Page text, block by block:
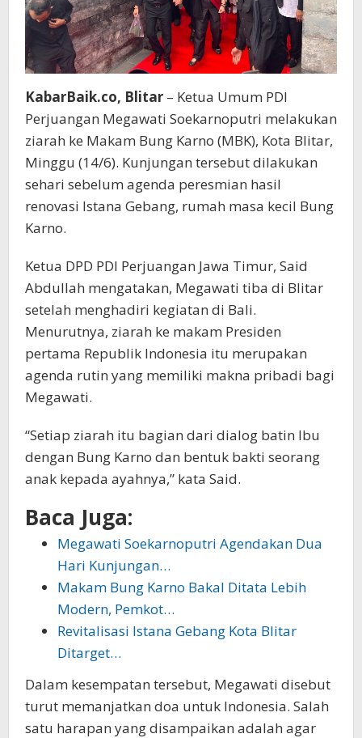
KabarBaik.co, Blitar – Ketua Umum PDI
Perjuangan Megawati Soekarnoputri melakukan
ziarah ke Makam Bung Karno (MBK), Kota Blitar,
Minggu (14/6). Kunjungan tersebut dilakukan
sehari sebelum agenda peresmian hasil
renovasi Istana Gebang, rumah masa kecil Bung
Karno.
Ketua DPD PDI Perjuangan Jawa Timur, Said
Abdullah mengatakan, Megawati tiba di Blitar
setelah menghadiri kegiatan di Bali.
Menurutnya, ziarah ke makam Presiden
pertama Republik Indonesia itu merupakan
agenda rutin yang memiliki makna pribadi bagi
Megawati.
“Setiap ziarah itu bagian dari dialog batin Ibu
dengan Bung Karno dan bentuk bakti seorang
anak kepada ayahnya,” kata Said.
Baca Juga:
Megawati Soekarnoputri Agendakan Dua
Hari Kunjungan…
Makam Bung Karno Bakal Ditata Lebih
Modern, Pemkot…
Revitalisasi Istana Gebang Kota Blitar
Ditarget…
Dalam kesempatan tersebut, Megawati disebut
turut memanjatkan doa untuk Indonesia. Salah
satu harapan yang disampaikan adalah agar